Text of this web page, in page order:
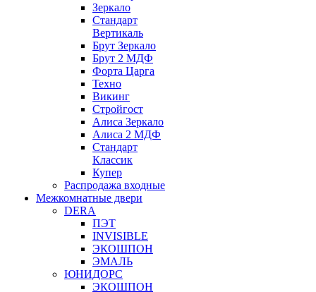
Зеркало
Стандарт
Вертикаль
Брут Зеркало
Брут 2 МДФ
Форта Царга
Техно
Викинг
Стройгост
Алиса Зеркало
Алиса 2 МДФ
Стандарт
Классик
Купер
Распродажа входные
Межкомнатные двери
DERA
ПЭТ
INVISIBLE
ЭКОШПОН
ЭМАЛЬ
ЮНИДОРС
ЭКОШПОН